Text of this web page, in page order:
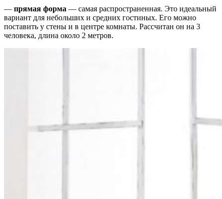
— прямая форма — самая распространенная. Это идеальный
вариант для небольших и средних гостиных. Его можно
поставить у стены и в центре комнаты. Рассчитан он на 3
человека, длина около 2 метров.